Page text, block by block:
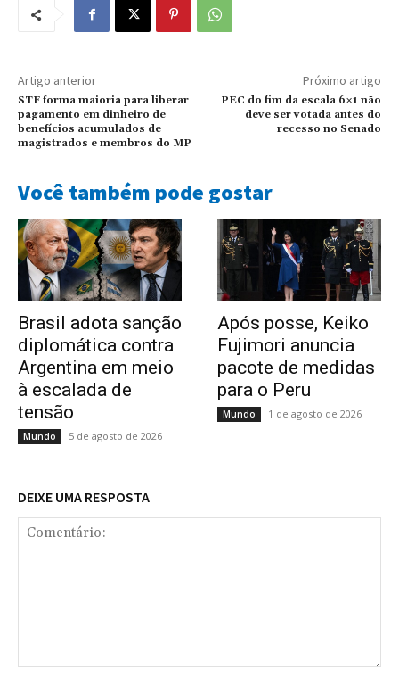
Artigo anterior
STF forma maioria para liberar
pagamento em dinheiro de
benefícios acumulados de
magistrados e membros do MP
Próximo artigo
PEC do fim da escala 6×1 não
deve ser votada antes do
recesso no Senado
Você também pode gostar
Brasil adota sanção
diplomática contra
Argentina em meio
à escalada de
tensão
Mundo 5 de agosto de 2026
Após posse, Keiko
Fujimori anuncia
pacote de medidas
para o Peru
Mundo 1 de agosto de 2026
DEIXE UMA RESPOSTA